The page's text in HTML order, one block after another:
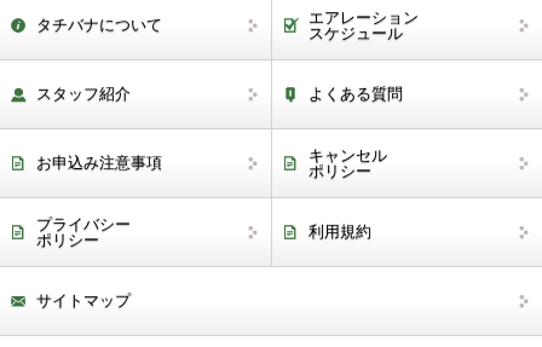
タチバナについて
エアレーション
スケジュール
スタッフ紹介 よくある質問
お申込み注意事項
キャンセル
ポリシー
プライバシー
ポリシー
利用規約
サイトマップ